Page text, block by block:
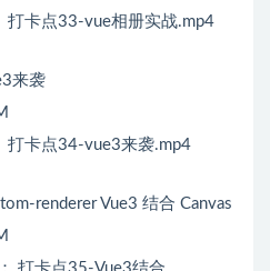
打卡点33-vue相册实战.mp4
来袭
打卡点34-vue3来袭.mp4
renderer Vue3 结合 Canvas